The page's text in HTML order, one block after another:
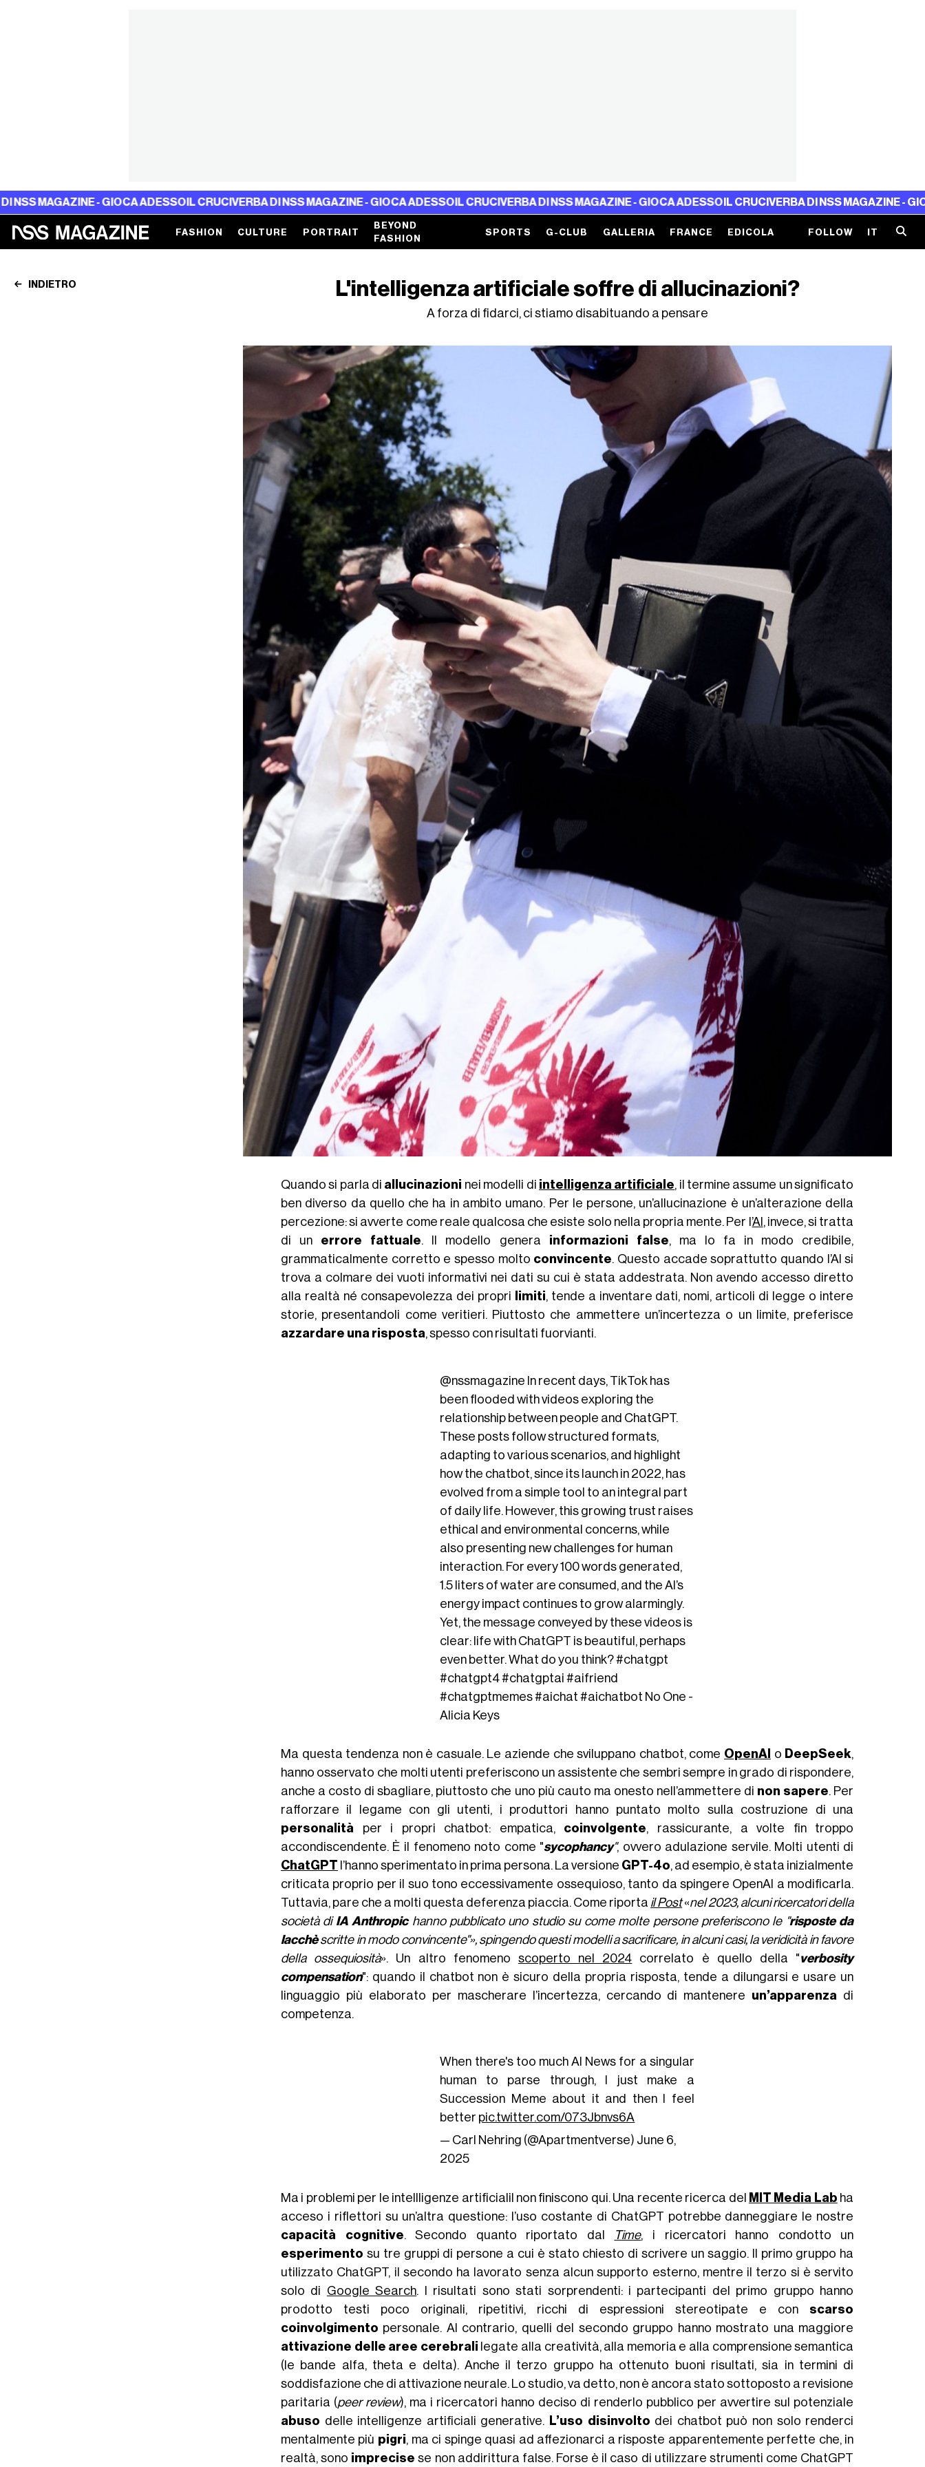
- GIOCA ADESSOIL CRUCIVERBA DI NSS MAGAZINE - GIOCA ADESSOIL CRUCIVERBA DI NSS MAGAZINE - GIOCA ADESSOIL CRUCIVERBA DI NSS MAGAZINE - GIOCA
FASHION CULTURE PORTRAIT
BEYOND
FASHION
SPORTS G-CLUB GALLERIA FRANCE EDICOLA FOLLOW IT
INDIETRO L'intelligenza artificiale soffre di allucinazioni?
A forza di fidarci, ci stiamo disabituando a pensare
Quando si parla di allucinazioni nei modelli di intelligenza artificiale, il termine assume un significato
ben diverso da quello che ha in ambito umano. Per le persone, un’allucinazione è un’alterazione della
percezione: si avverte come reale qualcosa che esiste solo nella propria mente. Per l’ AI , invece, si tratta
di un errore fattuale. Il modello genera informazioni false, ma lo fa in modo credibile,
grammaticalmente corretto e spesso molto convincente. Questo accade soprattutto quando l’AI si
trova a colmare dei vuoti informativi nei dati su cui è stata addestrata. Non avendo accesso diretto
alla realtà né consapevolezza dei propri
limiti, tende a inventare dati, nomi, articoli di legge o intere
storie, presentandoli come veritieri. Piuttosto che ammettere un’incertezza o un limite, preferisce
azzardare una risposta, spesso con risultati fuorvianti.
@nssmagazine In recent days, TikTok has
been flooded with videos exploring the
relationship between people and ChatGPT.
These posts follow structured formats,
adapting to various scenarios, and highlight
how the chatbot, since its launch in 2022, has
evolved from a simple tool to an integral part
of daily life. However, this growing trust raises
ethical and environmental concerns, while
also presenting new challenges for human
interaction. For every 100 words generated,
1.5 liters of water are consumed, and the AI’s
energy impact continues to grow alarmingly.
Yet, the message conveyed by these videos is
clear: life with ChatGPT is beautiful, perhaps
even better. What do you think?#chatgpt
#chatgpt4#chatgptai #aifriend
#chatgptmemes#aichat #aichatbot No One -
Alicia Keys
Ma questa tendenza non è casuale. Le aziende che sviluppano chatbot, come OpenAI o DeepSeek,
hanno osservato che molti utenti preferiscono un assistente che sembri sempre in grado di rispondere,
anche a costo di sbagliare, piuttosto che uno più cauto ma onesto nell’ammettere di non sapere. Per
rafforzare il legame con gli utenti, i produttori hanno puntato molto sulla costruzione di una
personalità per i propri chatbot: empatica, coinvolgente, rassicurante, a volte fin troppo
accondiscendente. È il fenomeno noto come "sycophancy", ovvero adulazione servile. Molti utenti di
ChatGPT l’hanno sperimentato in prima persona. La versione GPT-4o, ad esempio, è stata inizialmente
criticata proprio per il suo tono eccessivamente ossequioso, tanto da spingere OpenAI a modificarla.
Tuttavia, pare che a molti questa deferenza piaccia. Come riporta il Post«nel 2023, alcuni ricercatori della
società di IA Anthropichanno pubblicato uno studio su come molte persone preferiscono le "risposte da
lacchèscritte in modo convincente"», spingendo questi modelli a sacrificare, in alcuni casi, la veridicità in favore
della ossequiosità». Un altro fenomeno scoperto nel 2024 correlato è quello della "verbosity
compensation": quando il chatbot non è sicuro della propria risposta, tende a dilungarsi e usare un
linguaggio più elaborato per mascherare l’incertezza, cercando di mantenere un’apparenza di
competenza.
When there's too much AI News for a singular
human to parse through, I just make a
Succession Meme about it and then I feel
better pic.twitter.com/073Jbnvs6A
— Carl Nehring (@Apartmentverse) June 6,
2025
Ma i problemi per le intellligenze artificialil non finiscono qui. Una recente ricerca del MIT Media Lab ha
acceso i riflettori su un’altra questione: l’uso costante di ChatGPT potrebbe danneggiare le nostre
capacità cognitive. Secondo quanto riportato dal Time, i ricercatori hanno condotto un
esperimento su tre gruppi di persone a cui è stato chiesto di scrivere un saggio. Il primo gruppo ha
utilizzato ChatGPT, il secondo ha lavorato senza alcun supporto esterno, mentre il terzo si è servito
solo di Google Search. I risultati sono stati sorprendenti: i partecipanti del primo gruppo hanno
prodotto testi poco originali, ripetitivi, ricchi di espressioni stereotipate e con scarso
coinvolgimento personale. Al contrario, quelli del secondo gruppo hanno mostrato una maggiore
attivazione delle aree cerebrali legate alla creatività, alla memoria e alla comprensione semantica
(le bande alfa, theta e delta). Anche il terzo gruppo ha ottenuto buoni risultati, sia in termini di
soddisfazione che di attivazione neurale. Lo studio, va detto, non è ancora stato sottoposto a revisione
paritaria (peer review), ma i ricercatori hanno deciso di renderlo pubblico per avvertire sul potenziale
abuso delle intelligenze artificiali generative. L’uso disinvolto dei chatbot può non solo renderci
mentalmente più pigri, ma ci spinge quasi ad affezionarci a risposte apparentemente perfette che, in
realtà, sono imprecise se non addirittura false. Forse è il caso di utilizzare strumenti come ChatGPT